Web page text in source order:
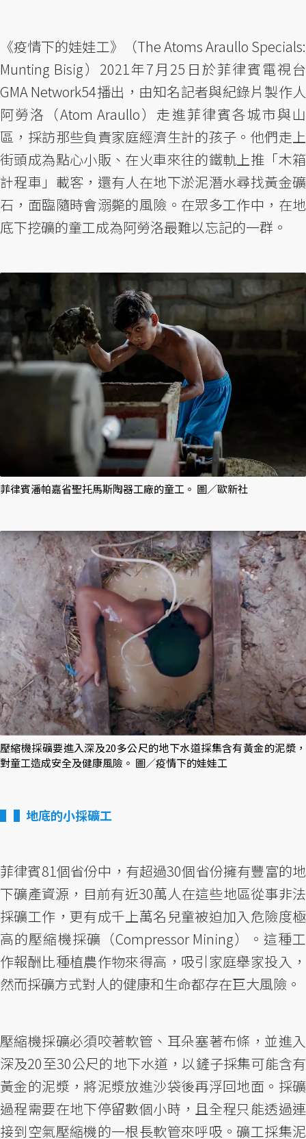
《疫情下的娃娃工》（The Atoms Araullo Specials:
Munting Bisig）2021年7月25日於菲律賓電視台
GMA Network54播出，由知名記者與紀錄片製作人
阿勞洛（Atom Araullo）走進菲律賓各城市與山
區，採訪那些負責家庭經濟生計的孩子。他們走上
街頭成為點心小販、在火車來往的鐵軌上推「木箱
計程車」載客，還有人在地下淤泥潛水尋找黃金礦
石，面臨隨時會溺斃的風險。在眾多工作中，在地
底下挖礦的童工成為阿勞洛最難以忘記的一群。
菲律賓潘帕嘉省聖托馬斯陶器工廠的童工。 圖／歐新社
壓縮機採礦要進入深及20多公尺的地下水道採集含有黃金的泥漿，
對童工造成安全及健康風險。 圖／疫情下的娃娃工
▌地底的小採礦工
菲律賓81個省份中，有超過30個省份擁有豐富的地
下礦產資源，目前有近30萬人在這些地區從事非法
採礦工作，更有成千上萬名兒童被迫加入危險度極
高的壓縮機採礦（Compressor Mining）。這種工
作報酬比種植農作物來得高，吸引家庭舉家投入，
然而採礦方式對人的健康和生命都存在巨大風險。
壓縮機採礦必須咬著軟管、耳朵塞著布條，並進入
深及20至30公尺的地下水道，以鏟子採集可能含有
黃金的泥漿，將泥漿放進沙袋後再浮回地面。採礦
過程需要在地下停留數個小時，且全程只能透過連
接到空氣壓縮機的一根長軟管來呼吸。礦工採集泥